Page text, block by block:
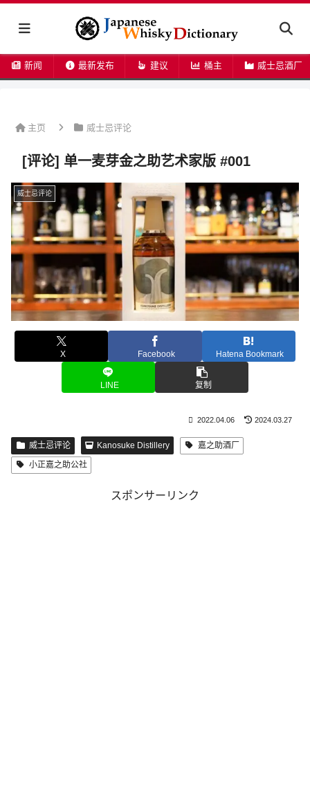
新闻 最新发布 建议 桶主 威士忌酒厂
主页 威士忌评论
[评论] 单一麦芽金之助艺术家版 #001
威士忌评论
X Facebook Hatena Bookmark
LINE 复制
2022.04.06 2024.03.27
威士忌评论 Kanosuke Distillery
嘉之助酒厂
小正嘉之助公社
スポンサーリンク